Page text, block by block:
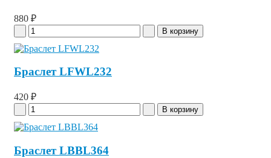
880 ₽
Браслет LFWL232
420 ₽
Браслет LBBL364